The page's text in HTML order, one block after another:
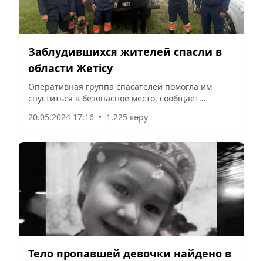
Заблудившихся жителей спасли в
области Жетісу
Оперативная группа спасателей помогла им
спуститься в безопасное место, сообщает
20.05.2024 17:16 • 1,225 көру
Тело пропавшей девочки найдено в